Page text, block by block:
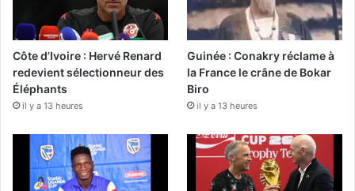
Côte d’Ivoire : Hervé Renard
redevient sélectionneur des
Éléphants
il y a 13 heures
Guinée : Conakry réclame à
la France le crâne de Bokar
Biro
il y a 13 heures